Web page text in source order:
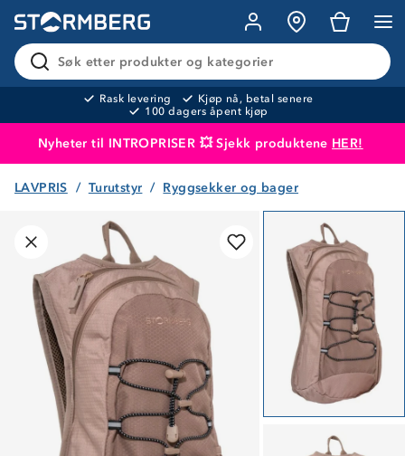
Søk etter produkter og kategorier
Rask levering
Kjøp nå, betal senere
100 dagers åpent kjøp
Nyheter til INTROPRISER 💥 Sjekk produktene HER!
Produktet er lagt i handlekurven Til kassen
LAVPRIS Turutstyr Ryggsekker og bager